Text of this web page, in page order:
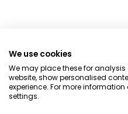
We use cookies
We may place these for
website, show personalised
experience. For more
settings.